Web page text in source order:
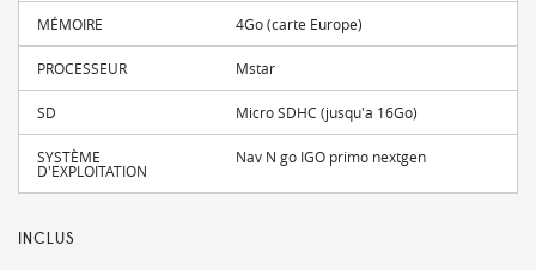
MÉMOIRE 4Go (carte Europe)
PROCESSEUR Mstar
SD Micro SDHC (jusqu'a 16Go)
SYSTÈME
D'EXPLOITATION
Nav N go IGO primo nextgen
INCLUS